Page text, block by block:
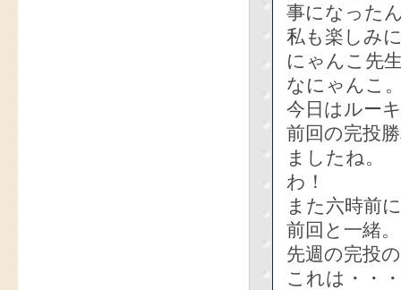
事になった
私も楽しみ
にゃんこ先
なにゃんこ
今日はルー
前回の完投
ましたね。
わ！
また六時前
前回と一緒。
先週の完投
これは・・